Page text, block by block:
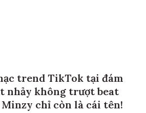
trend TikTok tại đám
nhảy không trượt beat
chỉ còn là cái tên!